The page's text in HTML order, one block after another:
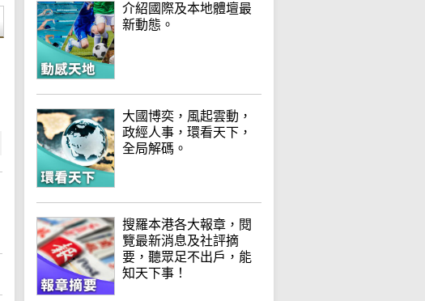
介紹國際及本地體壇最
新動態。
大國博奕，風起雲動，
政經人事，環看天下，
全局解碼。
搜羅本港各大報章，閱
覽最新消息及社評摘
要，聽眾足不出戶，能
知天下事！